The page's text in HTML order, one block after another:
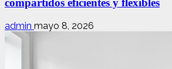
compartidos eficientes y flexibles
admin mayo 8, 2026